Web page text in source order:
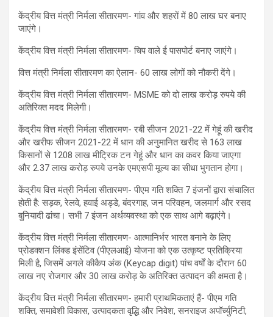
केंद्रीय वित्त मंत्री निर्मला सीतारमण- गांव और शहरों में 80 लाख घर बनाए
जाएंगे।
केंद्रीय वित्त मंत्री निर्मला सीतारमण- चिप वाले ई पासपोर्ट बनाए जाएंगे।
वित्त मंत्री निर्मला सीतारमण का ऐलान- 60 लाख लोगों को नौकरी देंगे।
केंद्रीय वित्त मंत्री निर्मला सीतारमण- MSME को दो लाख करोड़ रुपये की
अतिरिक्त मदद मिलेगी।
केंद्रीय वित्त मंत्री निर्मला सीतारमण- रबी सीजन 2021-22 में गेहूं की खरीद
और खरीफ सीजन 2021-22 में धान की अनुमानित खरीद से 163 लाख
किसानों से 1208 लाख मीट्रिक टन गेहूं और धान का कवर किया जाएगा
और 2.37 लाख करोड़ रुपये उनके एमएसपी मूल्य का सीधा भुगतान होगा।
केंद्रीय वित्त मंत्री निर्मला सीतारमण- पीएम गति शक्ति 7 इंजनों द्वारा संचालित
होती है: सड़क, रेलवे, हवाई अड्डे, बंदरगाह, जन परिवहन, जलमार्ग और रसद
बुनियादी ढांचा। सभी 7 इंजन अर्थव्यवस्था को एक साथ आगे बढ़ाएंगे।
केंद्रीय वित्त मंत्री निर्मला सीतारमण- आत्मानिर्भर भारत बनाने के लिए
प्रोडक्शन लिंक्ड इंसेंटिव (पीएलआई) योजना को एक उत्कृष्ट प्रतिक्रिया
मिली है, जिसमें अगले कीकैप अंक (Keycap digit) पांच वर्षों के दौरान 60
लाख नए रोजगार और 30 लाख करोड़ के अतिरिक्त उत्पादन की क्षमता है।
केंद्रीय वित्त मंत्री निर्मला सीतारमण- हमारी प्राथमिकताएं हैं- पीएम गति
शक्ति, समावेशी विकास, उत्पादकता वृद्धि और निवेश, सनराइज अपॉर्च्युनिटी,